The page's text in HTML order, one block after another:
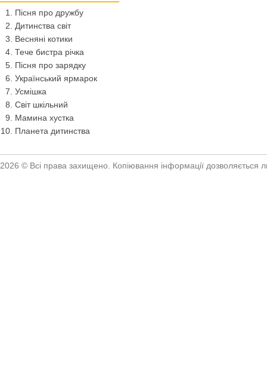
Пісня про дружбу
Дитинства світ
Весняні котики
Тече бистра річка
Пісня про зарядку
Український ярмарок
Усмішка
Світ шкільний
Мамина хустка
Планета дитинства
2026 © Всі права захищено. Копіювання інформації дозволяється